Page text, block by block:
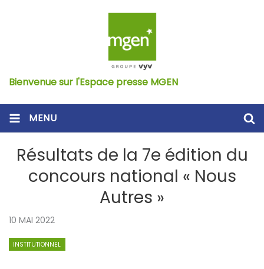
Bienvenue sur l'Espace presse MGEN
MENU
Résultats de la 7e édition du
concours national « Nous
Autres »
10 MAI 2022
INSTITUTIONNEL